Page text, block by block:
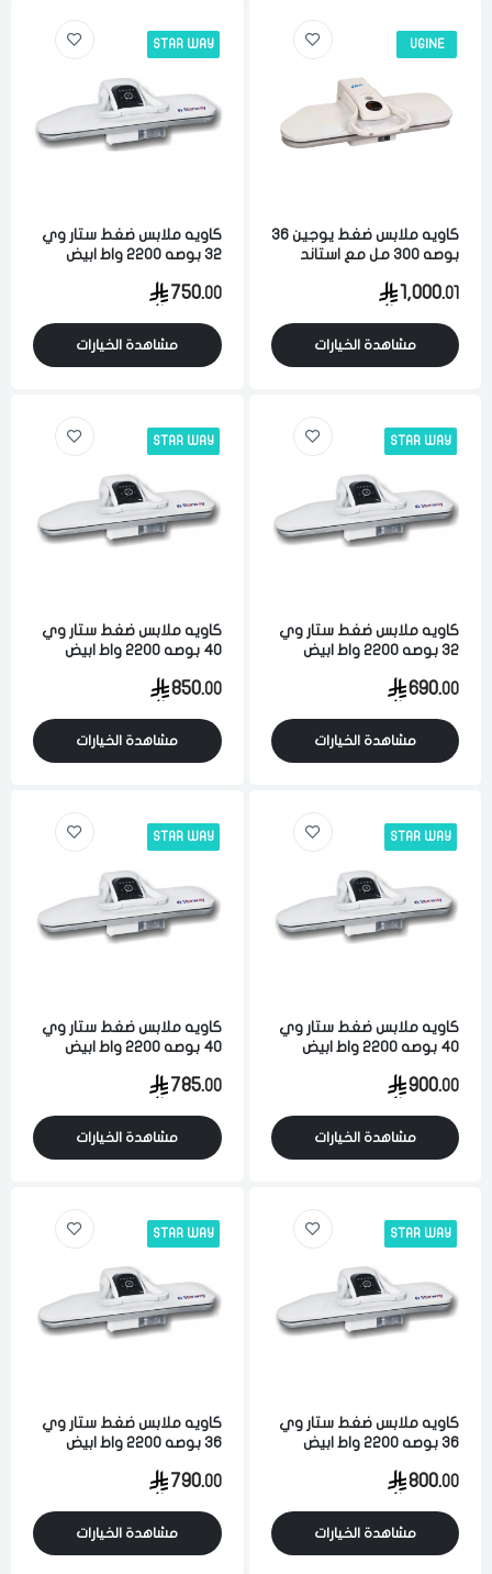
UGINE
كاويه ملابس ضغط يوجين 36
بوصه 300 مل مع استاند
1,000.01
مشاهدة الخيارات
STAR WAY
كاويه ملابس ضغط ستار وي
32 بوصه 2200 واط ابيض
750.00
مشاهدة الخيارات
STAR WAY
كاويه ملابس ضغط ستار وي
32 بوصه 2200 واط ابيض
690.00
مشاهدة الخيارات
STAR WAY
كاويه ملابس ضغط ستار وي
40 بوصه 2200 واط ابيض
850.00
مشاهدة الخيارات
STAR WAY
كاويه ملابس ضغط ستار وي
40 بوصه 2200 واط ابيض
900.00
مشاهدة الخيارات
STAR WAY
كاويه ملابس ضغط ستار وي
40 بوصه 2200 واط ابيض
785.00
مشاهدة الخيارات
STAR WAY
كاويه ملابس ضغط ستار وي
36 بوصه 2200 واط ابيض
800.00
مشاهدة الخيارات
STAR WAY
كاويه ملابس ضغط ستار وي
36 بوصه 2200 واط ابيض
790.00
مشاهدة الخيارات
الدخول تسجيل
اختر المدينة